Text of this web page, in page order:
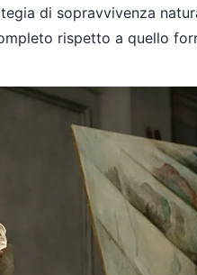
di sopravvivenza
rispetto a quello